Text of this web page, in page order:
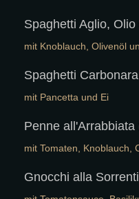
Spaghetti Aglio,
mit Knoblauch, Olivenöl
Spaghetti
mit Pancetta und Ei
Penne all'Arrabbiata
mit Tomaten, Knoblauch,
Gnocchi alla